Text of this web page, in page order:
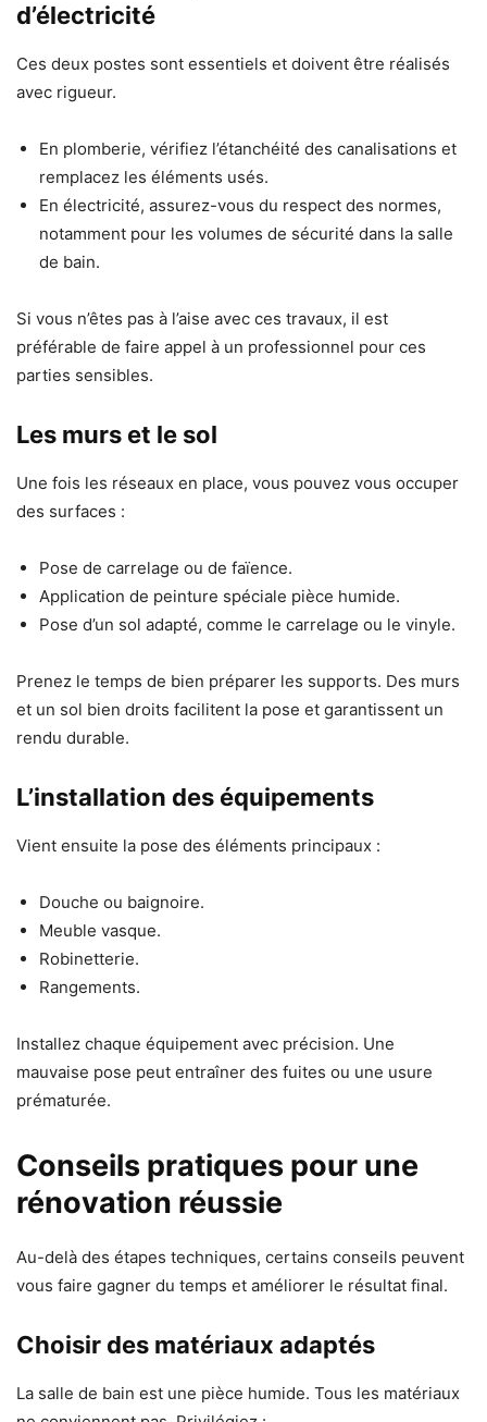
d’électricité
Ces deux postes sont essentiels et doivent être réalisés
avec rigueur.
En plomberie, vérifiez l’étanchéité des canalisations et
remplacez les éléments usés.
En électricité, assurez-vous du respect des normes,
notamment pour les volumes de sécurité dans la salle
de bain.
Si vous n’êtes pas à l’aise avec ces travaux, il est
préférable de faire appel à un professionnel pour ces
parties sensibles.
Les murs et le sol
Une fois les réseaux en place, vous pouvez vous occuper
des surfaces :
Pose de carrelage ou de faïence.
Application de peinture spéciale pièce humide.
Pose d’un sol adapté, comme le carrelage ou le vinyle.
Prenez le temps de bien préparer les supports. Des murs
et un sol bien droits facilitent la pose et garantissent un
rendu durable.
L’installation des équipements
Vient ensuite la pose des éléments principaux :
Douche ou baignoire.
Meuble vasque.
Robinetterie.
Rangements.
Installez chaque équipement avec précision. Une
mauvaise pose peut entraîner des fuites ou une usure
prématurée.
Conseils pratiques pour une
rénovation réussie
Au-delà des étapes techniques, certains conseils peuvent
vous faire gagner du temps et améliorer le résultat final.
Choisir des matériaux adaptés
La salle de bain est une pièce humide. Tous les matériaux